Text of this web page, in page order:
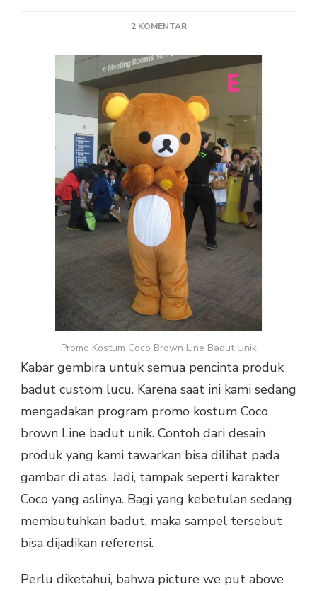
2 KOMENTARPADA
KOSTUM
COCO
LINE
BADUT
UNIK
Promo Kostum Coco Brown Line Badut Unik
Kabar gembira untuk semua pencinta produk
badut custom lucu. Karena saat ini kami sedang
mengadakan program promo kostum Coco
brown Line badut unik. Contoh dari desain
produk yang kami tawarkan bisa dilihat pada
gambar di atas. Jadi, tampak seperti karakter
Coco yang aslinya. Bagi yang kebetulan sedang
membutuhkan badut, maka sampel tersebut
bisa dijadikan referensi.
Perlu diketahui, bahwa picture we put above